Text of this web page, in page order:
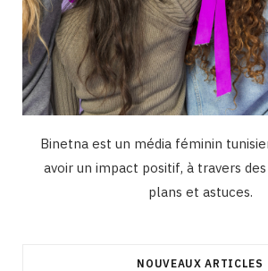
Binetna est un média féminin
avoir un impact positif, à travers
plans et astuces.
NOUVEAUX ARTICLES